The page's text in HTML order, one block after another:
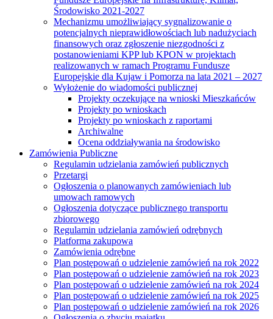
Środowisko 2021-2027
Mechanizmu umożliwiający sygnalizowanie o
potencjalnych nieprawidłowościach lub nadużyciach
finansowych oraz zgłoszenie niezgodności z
postanowieniami KPP lub KPON w projektach
realizowanych w ramach Programu Fundusze
Europejskie dla Kujaw i Pomorza na lata 2021 – 2027
Wyłożenie do wiadomości publicznej
Projekty oczekujące na wnioski Mieszkańców
Projekty po wnioskach
Projekty po wnioskach z raportami
Archiwalne
Ocena oddziaływania na środowisko
Zamówienia Publiczne
Regulamin udzielania zamówień publicznych
Przetargi
Ogłoszenia o planowanych zamówieniach lub
umowach ramowych
Ogłoszenia dotyczące publicznego transportu
zbiorowego
Regulamin udzielania zamówień odrębnych
Platforma zakupowa
Zamówienia odrębne
Plan postępowań o udzielenie zamówień na rok 2022
Plan postępowań o udzielenie zamówień na rok 2023
Plan postępowań o udzielenie zamówień na rok 2024
Plan postępowań o udzielenie zamówień na rok 2025
Plan postępowań o udzielenie zamówień na rok 2026